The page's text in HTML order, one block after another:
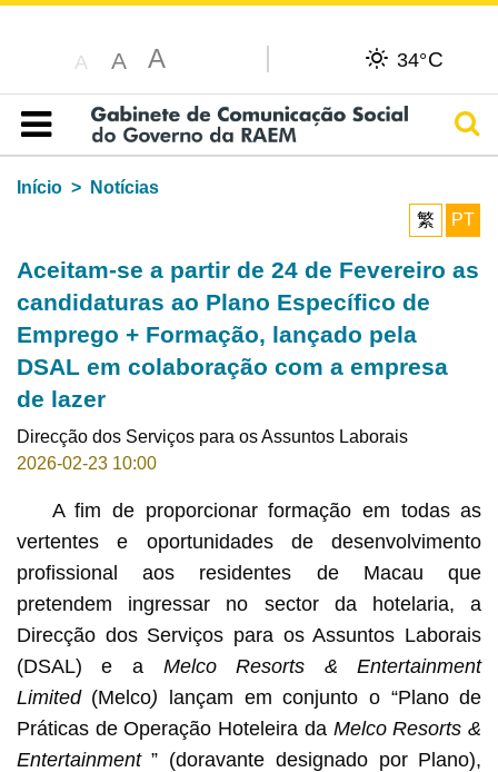
A A A 34°C
Índice
Início
Notícias
繁
PT
Aceitam-se a partir de 24 de Fevereiro as
candidaturas ao Plano Específico de
Emprego + Formação, lançado pela
DSAL em colaboração com a empresa
de lazer
Direcção dos Serviços para os Assuntos Laborais
2026-02-23 10:00
A fim de proporcionar formação em todas as
vertentes e oportunidades de desenvolvimento
profissional aos residentes de Macau que
pretendem ingressar no sector da hotelaria, a
Direcção dos Serviços para os Assuntos Laborais
(DSAL) e a Melco Resorts & Entertainment
Limited(Melco) lançam em conjunto o “Plano de
Práticas de Operação Hoteleira da Melco Resorts &
Entertainment” (doravante designado por Plano),